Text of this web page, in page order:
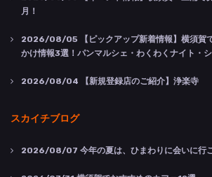
月！
2026/08/05 【ピックアップ新着情報】横須賀
かけ情報3選！パンマルシェ・わくわくナイト・
2026/08/04 【新規登録店のご紹介】浄楽寺
スカイチブログ
2026/08/07 今年の夏は、ひまわりに会いに行